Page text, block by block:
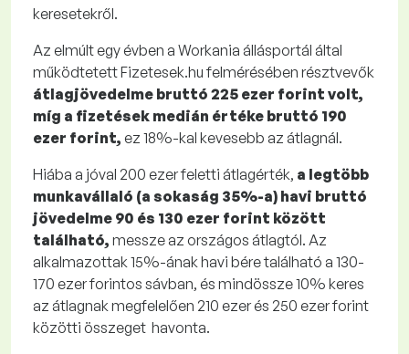
keresetekről.
Az elmúlt egy évben a Workania állásportál által
működtetett Fizetesek.hu felmérésében résztvevők
átlagjövedelme bruttó 225 ezer forint volt,
míg a fizetések medián értéke bruttó 190
ezer forint, ez 18%-kal kevesebb az átlagnál.
Hiába a jóval 200 ezer feletti átlagérték, a legtöbb
munkavállaló (a sokaság 35%-a) havi bruttó
jövedelme 90 és 130 ezer forint között
található, messze az országos átlagtól. Az
alkalmazottak 15%-ának havi bére található a 130-
170 ezer forintos sávban, és mindössze 10% keres
az átlagnak megfelelően 210 ezer és 250 ezer forint
közötti összeget havonta.